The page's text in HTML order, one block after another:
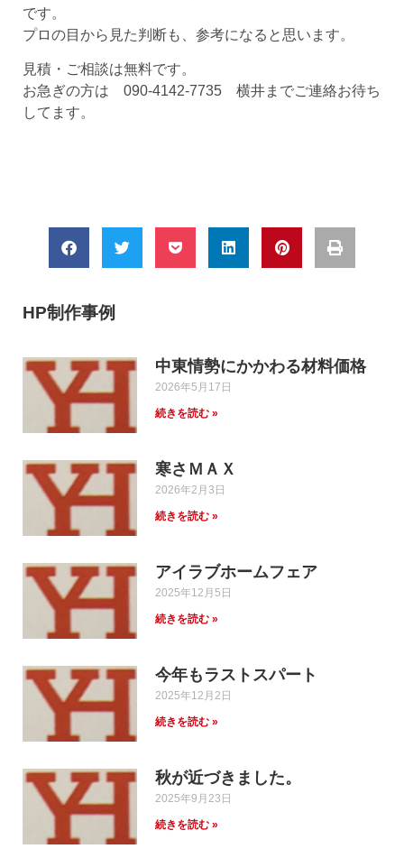
です。
プロの目から見た判断も、参考になると思います。
見積・ご相談は無料です。
お急ぎの方は 090-4142-7735 横井までご連絡お待ち
してます。
HP制作事例
中東情勢にかかわる材料価格
2026年5月17日
続きを読む »
寒さＭＡＸ
2026年2月3日
続きを読む »
アイラブホームフェア
2025年12月5日
続きを読む »
今年もラストスパート
2025年12月2日
続きを読む »
秋が近づきました。
2025年9月23日
続きを読む »